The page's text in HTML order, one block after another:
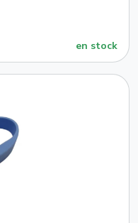
en stock